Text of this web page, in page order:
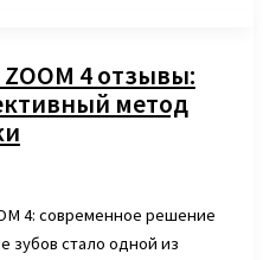
4 отзывы:
метод
4: современное решение
зубов стало одной из